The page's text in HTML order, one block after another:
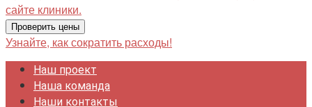
сайте клиники.
Проверить цены
Узнайте, как сократить расходы!
Наш проект
Наша команда
Наши контакты